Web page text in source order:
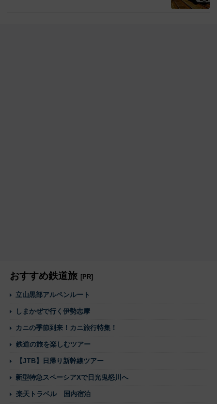
おすすめ鉄道旅 [PR]
立山黒部アルペンルート
しまかぜで行く伊勢志摩
カニの季節到来！カニ旅行特集！
鉄道の旅を楽しむツアー
【JTB】日帰り新幹線ツアー
新型特急スペーシアXで日光鬼怒川へ
楽天トラベル 国内宿泊